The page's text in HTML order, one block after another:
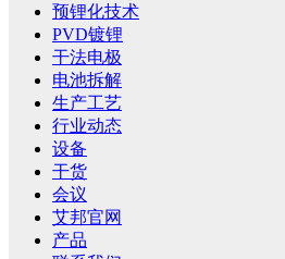
预锂化技术
PVD镀锂
干法电极
电池拆解
生产工艺
行业动态
设备
干货
会议
艾邦官网
产品